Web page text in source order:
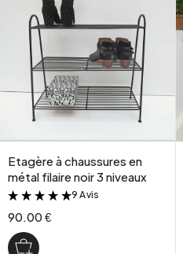
Etagère à chaussures en
métal filaire noir 3 niveaux
&
9 Avis
90.00 €